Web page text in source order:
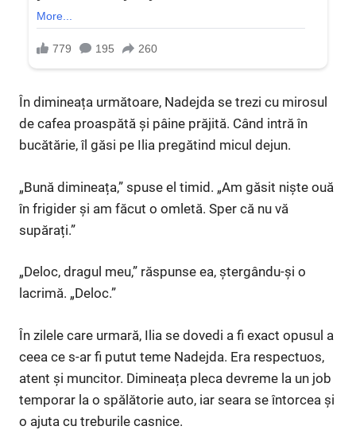
În dimineața următoare, Nadejda se trezi cu mirosul
de cafea proaspătă și pâine prăjită. Când intră în
bucătărie, îl găsi pe Ilia pregătind micul dejun.
„Bună dimineața,” spuse el timid. „Am găsit niște ouă
în frigider și am făcut o omletă. Sper că nu vă
supărați.”
„Deloc, dragul meu,” răspunse ea, ștergându-și o
lacrimă. „Deloc.”
În zilele care urmară, Ilia se dovedi a fi exact opusul a
ceea ce s-ar fi putut teme Nadejda. Era respectuos,
atent și muncitor. Dimineața pleca devreme la un job
temporar la o spălătorie auto, iar seara se întorcea și
o ajuta cu treburile casnice.